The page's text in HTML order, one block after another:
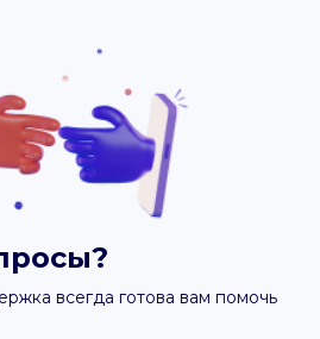
всегда готова вам помочь